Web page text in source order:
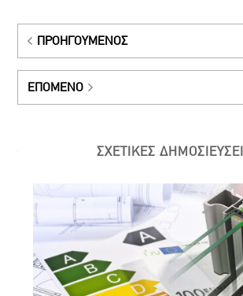
ΠΡΟΗΓΟΎΜΕΝΟΣ
ΕΠΌΜΕΝΟ
ΣΧΕΤΙΚΕΣ